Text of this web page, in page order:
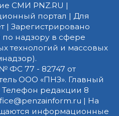
СМИ PNZ.RU |
портал | Для
| Зарегистрировано
надзору в сфере
технологий и массовых
ФС 77 - 82747 от
ООО «ПНЗ». Главный
редакции 8
| На
информационные